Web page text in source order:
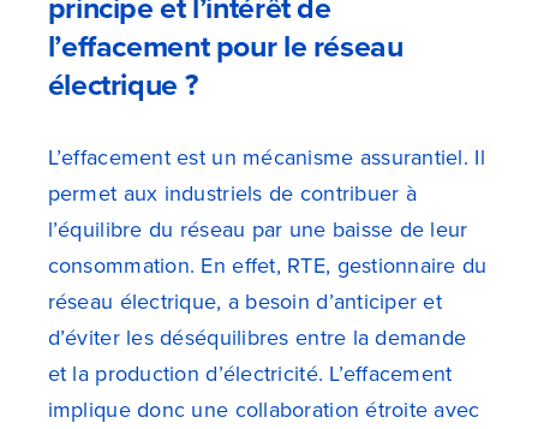
l’effacement pour le réseau
électrique ?
L’effacement est un mécanisme assurantiel. Il
permet aux industriels de contribuer à
l’équilibre du réseau par une baisse de leur
consommation. En effet, RTE, gestionnaire du
réseau électrique, a besoin d’anticiper et
d’éviter les déséquilibres entre la demande
et la production d’électricité. L’effacement
implique donc une collaboration étroite avec